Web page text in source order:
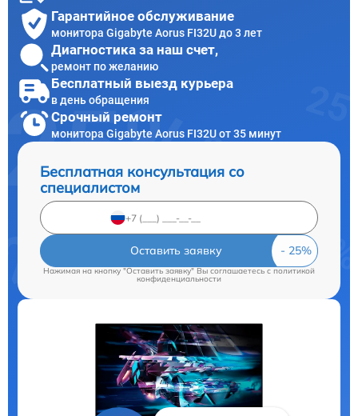
Гарантийное обслуживание
монитора Gigabyte Aorus FI32U до 3 лет
Диагностика за наш счет,
ремонт по желанию
Бесплатный выезд курьера
в день обращения
Срочный ремонт
монитора Gigabyte Aorus FI32U от 35 минут
Бесплатная консультация со
специалистом
Оставить заявку
Нажимая на кнопку "Оставить заявку" Вы соглашаетесь c политикой
конфиденциальности